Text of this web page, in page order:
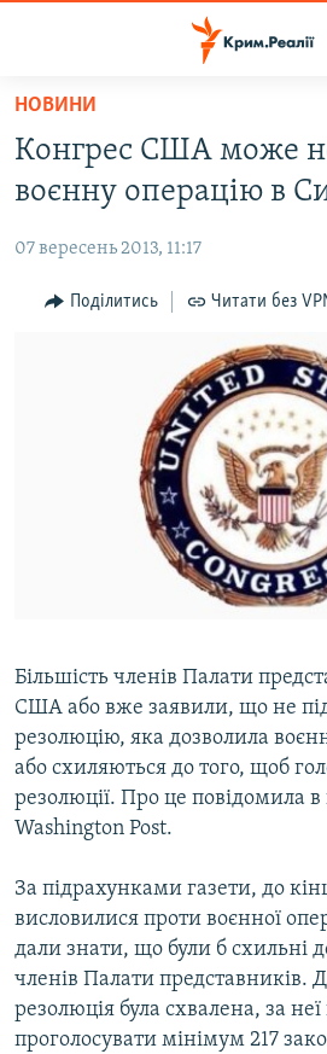
Перейти
основного
матеріалу
до
навігації
ВОДА.КРИМ
ВІДЕО ТА ФОТО
ПОЛІТИКА
БЛОГИ
СПЕЦПРОЕКТИ
ВІДЕОУРОКИ «ELIFBE»
ІНФОГРАФІКА
ЯК ОБІЙТИ БЛОКУВАННЯ
ДОЛУЧАЙСЯ!
Усі сайти RFE/RL
НОВИНИ
Конгрес США може
воєнну операцію в
07 вересень 2013, 11:17
Поділитись Читати без
Більшість членів Палати
США або вже заявили, що не
резолюцію, яка дозволила
або схиляються до того, щоб
резолюції. Про це повідомила в
Washington Post.
За підрахунками газети, до
висловилися проти воєнної
дали знати, що були б схильні
членів Палати представників.
резолюція була схвалена, за
проголосувати мінімум 217